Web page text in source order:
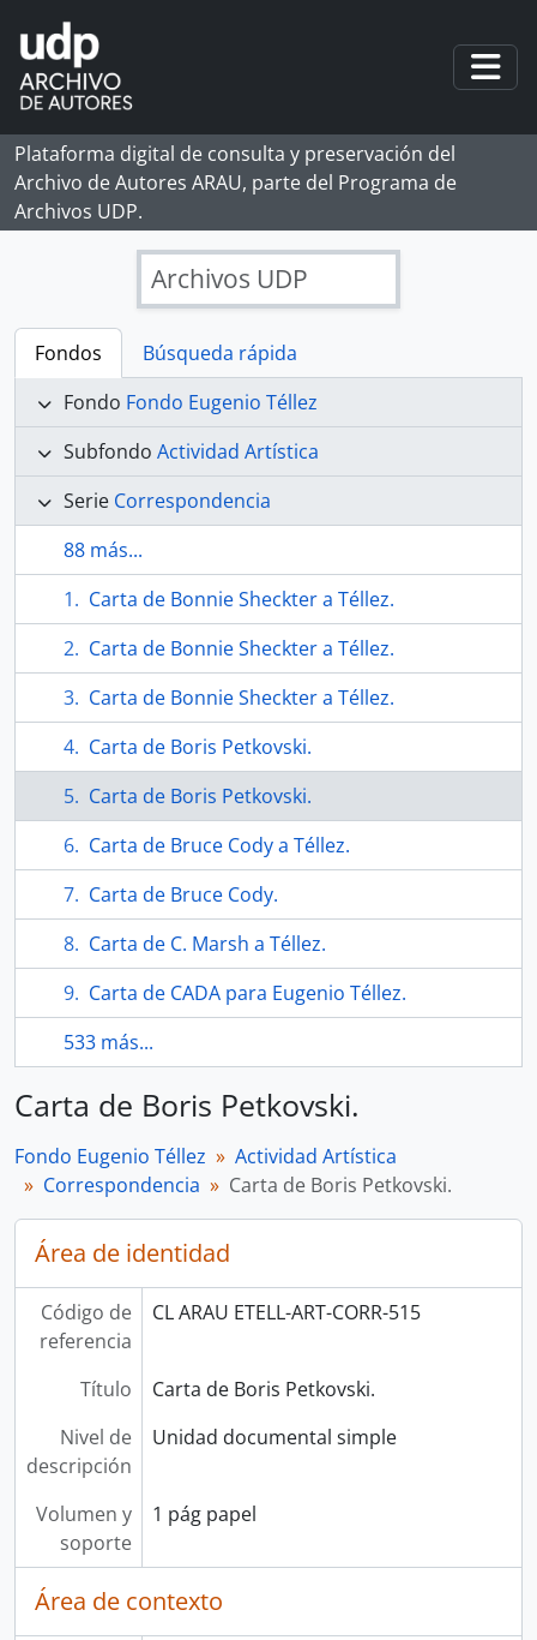
Skip to main content
Plataforma digital de consulta y preservación del
Archivo de Autores ARAU, parte del Programa de
Archivos UDP.
Archivos UDP
Fondos
Búsqueda rápida
Fondo Fondo Eugenio Téllez
Subfondo Actividad Artística
Serie Correspondencia
88 más...
Carta de Bonnie Sheckter a Téllez.
Carta de Bonnie Sheckter a Téllez.
Carta de Bonnie Sheckter a Téllez.
Carta de Boris Petkovski.
Carta de Boris Petkovski.
Carta de Bruce Cody a Téllez.
Carta de Bruce Cody.
Carta de C. Marsh a Téllez.
Carta de CADA para Eugenio Téllez.
533 más...
Carta de Boris Petkovski.
Fondo Eugenio Téllez
Actividad Artística
Correspondencia
Carta de Boris Petkovski.
Área de identidad
Código de
referencia
CL ARAU ETELL-ART-CORR-515
Título
Carta de Boris Petkovski.
Nivel de
descripción
Unidad documental simple
Volumen y
soporte
1 pág papel
Área de contexto